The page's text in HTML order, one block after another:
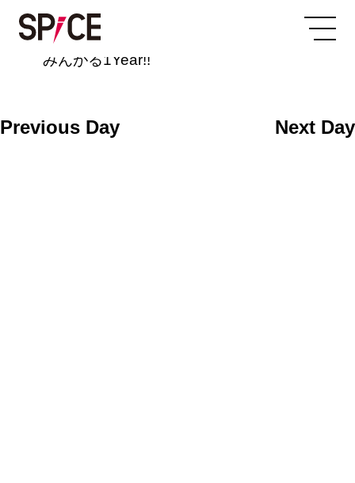
2025/07/16
みんがる1Year!!
Previous Day Next Day